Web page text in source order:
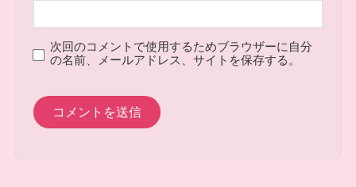
次回のコメントで使用するためブラウザーに自分
の名前、メールアドレス、サイトを保存する。